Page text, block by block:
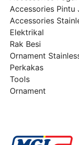
Accessories Pintu
Accessories
Elektrikal
Rak Besi
Ornament
Perkakas
Tools
Ornament